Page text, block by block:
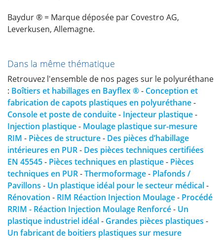
Baydur ® = Marque déposée par Covestro AG,
Leverkusen, Allemagne.
Dans la même thématique
Retrouvez l'ensemble de nos pages sur le polyuréthane
: Boîtiers et habillages en Bayflex ®- Conception et
fabrication de capots plastiques en polyuréthane-
Console et poste de conduite- Injecteur plastique-
Injection plastique- Moulage plastique sur-mesure
RIM - Pièces de structure- Des pièces d’habillage
intérieures en PUR- Des pièces techniques certifiées
EN 45545- Pièces techniques en plastique- Pièces
techniques en PUR-Thermoformage- Plafonds /
Pavillons - Un plastique idéal pour le secteur médical-
Rénovation - RIM Réaction Injection Moulage- Procédé
RRIM - Réaction Injection Moulage Renforcé- Un
plastique industriel idéal- Grandes pièces plastiques -
Un fabricant de boitiers plastiques sur mesure